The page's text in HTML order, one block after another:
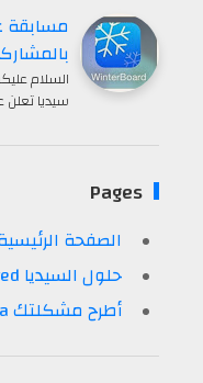
مسابقة
السلام
سيديا
Pages
الصفحة
حلول السيديا Cydia Sloved
أطرح مشكلتك Fix Bug cydia